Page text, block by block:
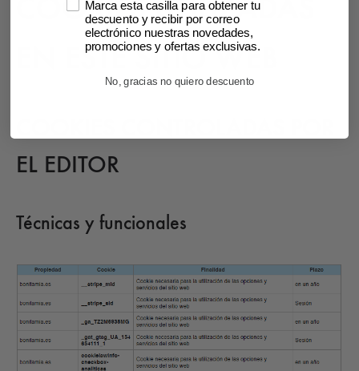
COOKIES UTILIZADAS
EN ESTE SITIO WEB
EL EDITOR
Técnicas y funcionales
Marca esta casilla para obtener tu
descuento y recibir por correo
electrónico nuestras novedades,
promociones y ofertas exclusivas.
No, gracias no quiero descuento